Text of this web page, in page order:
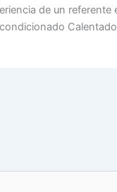
de un referente